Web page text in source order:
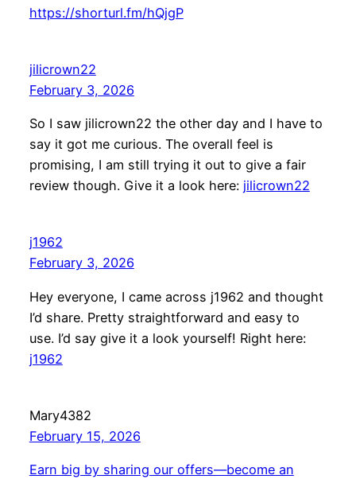
https://shorturl.fm/hQjgP
jilicrown22
February 3, 2026
So I saw jilicrown22 the other day and I have to
say it got me curious. The overall feel is
promising, I am still trying it out to give a fair
review though. Give it a look here: jilicrown22
j1962
February 3, 2026
Hey everyone, I came across j1962 and thought
I’d share. Pretty straightforward and easy to
use. I’d say give it a look yourself! Right here:
j1962
Mary4382
February 15, 2026
Earn big by sharing our offers—become an